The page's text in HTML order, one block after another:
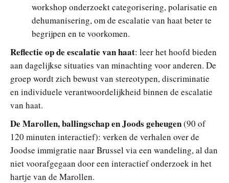
workshop onderzoekt categorisering, polarisatie en
dehumanisering, om de escalatie van haat beter te
begrijpen en te voorkomen.
Reflectie op de escalatie van haat: leer het hoofd bieden
aan dagelijkse situaties van minachting voor anderen. De
groep wordt zich bewust van stereotypen, discriminatie
en individuele verantwoordelijkheid binnen de escalatie
van haat.
De Marollen, ballingschap en Joods geheugen(90 of
120 minuten interactief): verken de verhalen over de
Joodse immigratie naar Brussel via een wandeling, al dan
niet voorafgegaan door een interactief onderzoek in het
hartje van de Marollen.